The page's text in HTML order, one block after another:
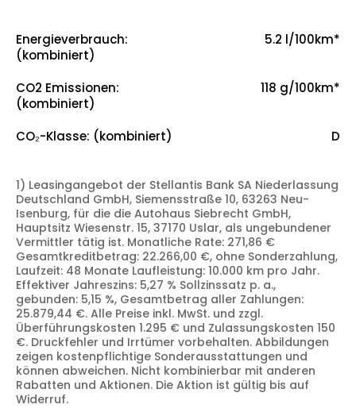
Energieverbrauch:
(kombiniert)
5.2 l/100km*
CO2 Emissionen:
(kombiniert)
118 g/100km*
CO₂-Klasse: (kombiniert) D
1) Leasingangebot der Stellantis Bank SA Niederlassung
Deutschland GmbH, Siemensstraße 10, 63263 Neu-
Isenburg, für die die Autohaus Siebrecht GmbH,
Hauptsitz Wiesenstr. 15, 37170 Uslar, als ungebundener
Vermittler tätig ist. Monatliche Rate: 271,86 €
Gesamtkreditbetrag: 22.266,00 €, ohne Sonderzahlung,
Laufzeit: 48 Monate Laufleistung: 10.000 km pro Jahr.
Effektiver Jahreszins: 5,27 % Sollzinssatz p. a.,
gebunden: 5,15 %, Gesamtbetrag aller Zahlungen:
25.879,44 €. Alle Preise inkl. MwSt. und zzgl.
Überführungskosten 1.295 € und Zulassungskosten 150
€. Druckfehler und Irrtümer vorbehalten. Abbildungen
zeigen kostenpflichtige Sonderausstattungen und
können abweichen. Nicht kombinierbar mit anderen
Rabatten und Aktionen. Die Aktion ist gültig bis auf
Widerruf.